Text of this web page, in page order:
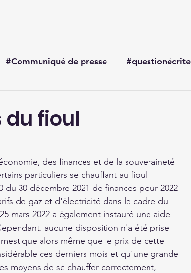
#Communiqué de presse #questionécrite
du fioul
des finances et de la souveraineté
particuliers se chauffant au fioul
du 30 décembre 2021 de finances pour 2022
de gaz et d'électricité dans le cadre du
mars 2022 a également instauré une aide
aucune disposition n'a été prise
alors même que le prix de cette
ces derniers mois et qu'une grande
moyens de se chauffer correctement,